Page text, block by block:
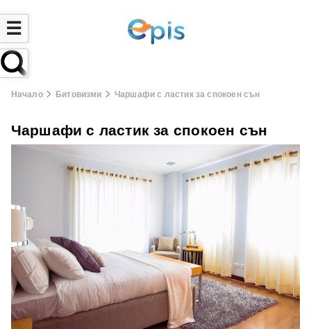
☰
Начало Битовизми Чаршафи с ластик за спокоен сън
Чаршафи с ластик за спокоен сън